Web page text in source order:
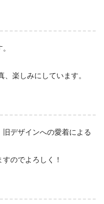
楽しみにしています。
デザインへの愛着による
のでよろしく！